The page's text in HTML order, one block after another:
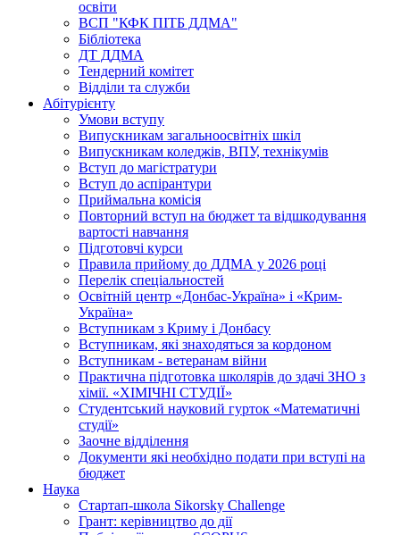
освіти
ВСП "КФК ПІТБ ДДМА"
Бібліотека
ДТ ДДМА
Тендерний комітет
Відділи та служби
Абітурієнту
Умови вступу
Випускникам загальноосвітніх шкіл
Випускникам коледжів, ВПУ, технікумів
Вступ до магістратури
Вступ до аспірантури
Приймальна комісія
Повторний вступ на бюджет та відшкодування
вартості навчання
Підготовчі курси
Правила прийому до ДДМА у 2026 році
Перелік спеціальностей
Освітній центр «Донбас-Україна» і «Крим-
Україна»
Вступникам з Криму і Донбасу
Вступникам, які знаходяться за кордоном
Вступникам - ветеранам війни
Практична підготовка школярів до здачі ЗНО з
хімії. «ХІМІЧНІ СТУДІЇ»
Студентський науковий гурток «Математичні
студії»
Заочне відділення
Документи які необхідно подати при вступі на
бюджет
Наука
Стартап-школа Sikorsky Challenge
Грант: керівництво до дії